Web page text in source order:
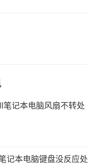
记本电脑风扇不转处
记本电脑键盘没反应处